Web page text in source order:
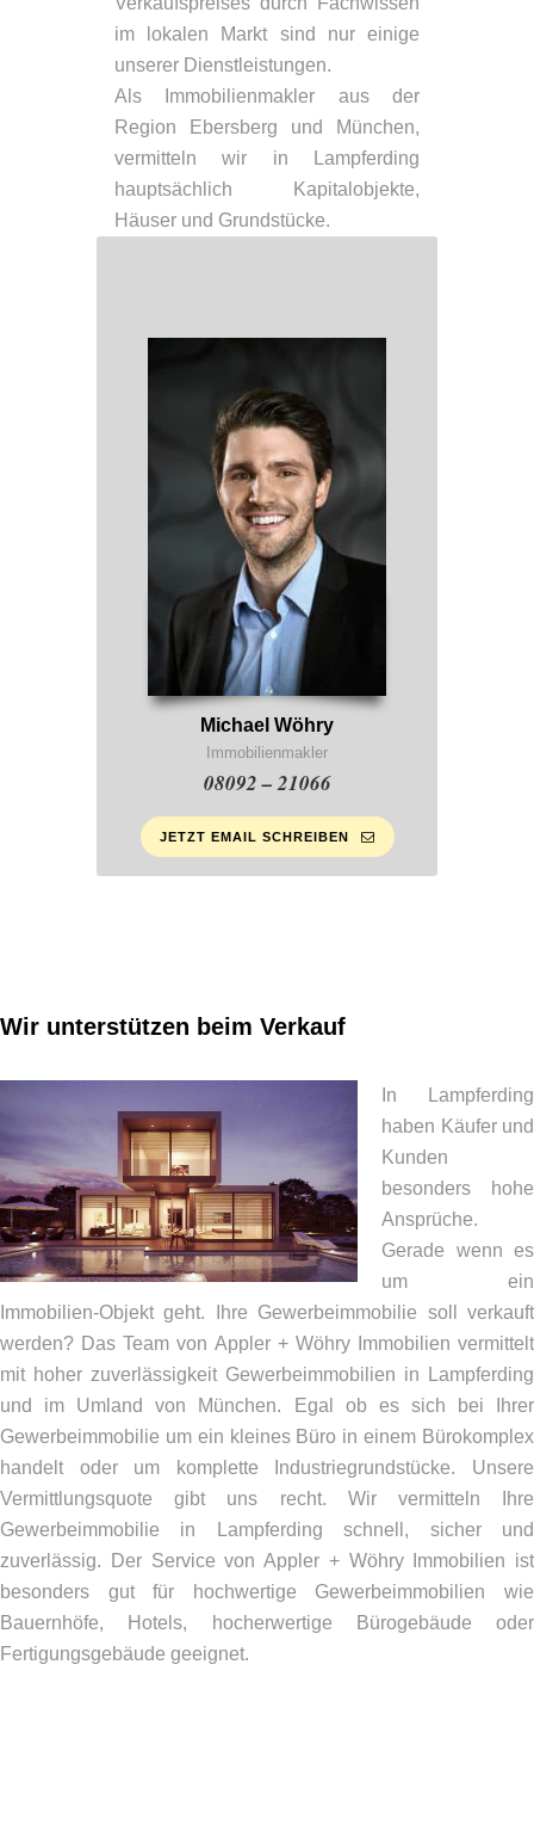
im lokalen Markt sind nur einige
unserer Dienstleistungen.
Als Immobilienmakler aus der
Region Ebersberg und München,
vermitteln wir in Lampferding
hauptsächlich Kapitalobjekte,
Häuser und Grundstücke.
Michael Wöhry
Immobilienmakler
08092 – 21066
JETZT EMAIL SCHREIBEN
Wir unterstützen beim Verkauf
In Lampferding
haben Käufer und
Kunden
besonders hohe
Ansprüche.
Gerade wenn es
um ein
Immobilien-Objekt geht. Ihre Gewerbeimmobilie soll verkauft
werden? Das Team von Appler + Wöhry Immobilien vermittelt
mit hoher zuverlässigkeit Gewerbeimmobilien in Lampferding
und im Umland von München. Egal ob es sich bei Ihrer
Gewerbeimmobilie um ein kleines Büro in einem Bürokomplex
handelt oder um komplette Industriegrundstücke. Unsere
Vermittlungsquote gibt uns recht. Wir vermitteln Ihre
Gewerbeimmobilie in Lampferding schnell, sicher und
zuverlässig. Der Service von Appler + Wöhry Immobilien ist
besonders gut für hochwertige Gewerbeimmobilien wie
Bauernhöfe, Hotels, hocherwertige Bürogebäude oder
Fertigungsgebäude geeignet.